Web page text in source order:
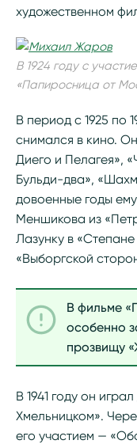
художественном
В 1924 году с
«Папиросница от
В период с 1925 по
снимался в кино.
Диего и Пелагея»,
Бульди-два»,
довоенные годы
Меншикова из
Лазунку в
«Выборгской
В фильме
особенно
прозвищу
В 1941 году он
Хмельницком».
его участием —